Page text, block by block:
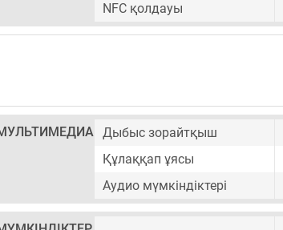
NFC қолдауы
Дыбыс зорайтқыш
Құлаққап ұясы
Аудио мүмкіндіктері